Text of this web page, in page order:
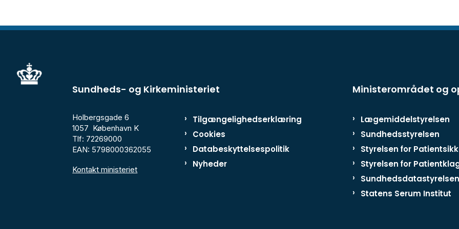
Sundheds- og Kirkeministeriet Ministerområdet og
Holbergsgade 6
1057 København K
Tlf: 72269000
EAN: 5798000362055
Kontakt ministeriet
Tilgængelighedserklæring
Cookies
Databeskyttelsespolitik
Nyheder
Lægemiddelstyrelsen
Sundhedsstyrelsen
Styrelsen for
Styrelsen for
Sundhedsdatastyrelsen
Statens Serum Institut